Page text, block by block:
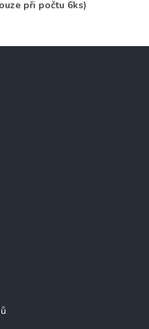
při počtu 6ks)